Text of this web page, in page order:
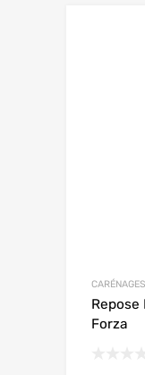
Repose
Forza